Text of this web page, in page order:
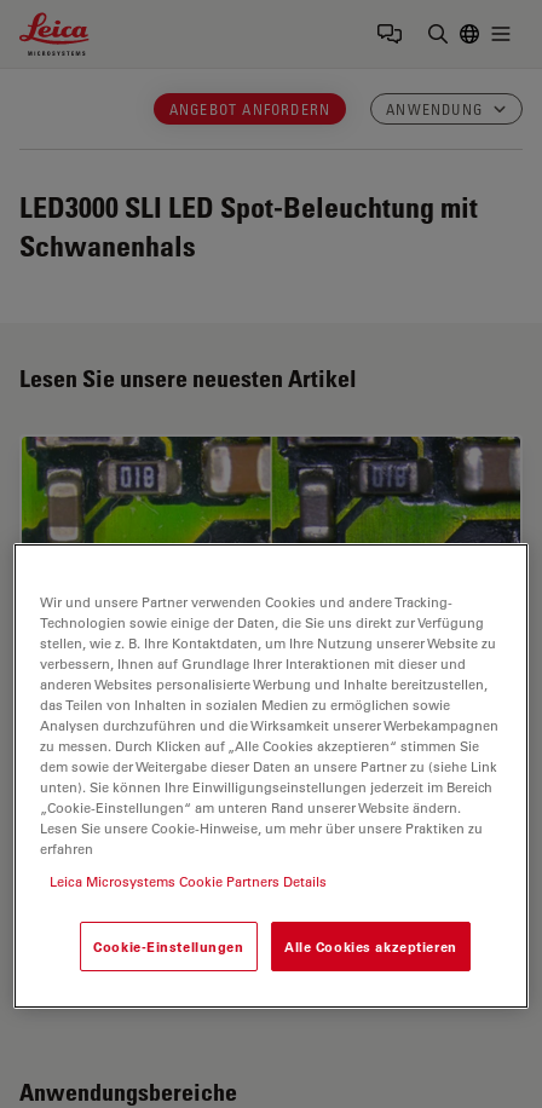
Leica Microsystems Logo
ANGEBOT ANFORDERN ANWENDUNG
LED3000 SLI LED Spot-Beleuchtung mit
Schwanenhals
Lesen Sie unsere neuesten Artikel
Microscope Illumination for Industrial
Applications
Inspection microscope users can obtain information
from this article which helps them choose the optimal
microscope illumination or lighting system for
Mar 20, 2023 Artikel Lichtmikroskopie
Anwendungsbereiche
Wir und unsere Partner verwenden Cookies und andere Tracking-
Technologien sowie einige der Daten, die Sie uns direkt zur Verfügung
stellen, wie z. B. Ihre Kontaktdaten, um Ihre Nutzung unserer Website zu
verbessern, Ihnen auf Grundlage Ihrer Interaktionen mit dieser und
anderen Websites personalisierte Werbung und Inhalte bereitzustellen,
das Teilen von Inhalten in sozialen Medien zu ermöglichen sowie
Analysen durchzuführen und die Wirksamkeit unserer Werbekampagnen
zu messen. Durch Klicken auf „Alle Cookies akzeptieren“ stimmen Sie
dem sowie der Weitergabe dieser Daten an unsere Partner zu (siehe Link
unten). Sie können Ihre Einwilligungseinstellungen jederzeit im Bereich
„Cookie-Einstellungen“ am unteren Rand unserer Website ändern.
Lesen Sie unsere Cookie-Hinweise, um mehr über unsere Praktiken zu
erfahren
Leica Microsystems Cookie Partners Details
Cookie-Einstellungen Alle Cookies akzeptieren